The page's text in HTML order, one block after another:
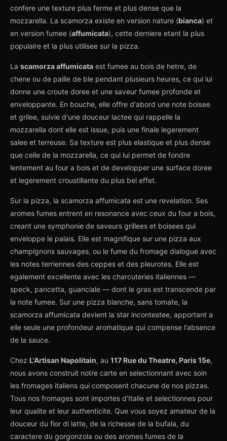
confere une texture plus ferme et plus dense que la
mozzarella. La scamorza existe en version nature (bianca) et
en version fumee (affumicata), cette derniere etant la plus
populaire et la plus utilisee sur la pizza.
La scamorza affumicata est fumee au bois de hetre, de
chene ou de paille de ble pendant plusieurs heures, ce qui lui
donne une croute doree et une saveur fumee profonde et
enveloppante. En bouche, elle offre d'abord une note boisee
et grilee, suivie d'une douceur lactee qui rappelle la
mozzarella dont elle est issue, puis une finale legerement
salee et terreuse. Sa texture est plus elastique et plus dense
que celle de la mozzarella, ce qui lui permet de fondre
lentement au four a bois et de developper une surface doree
et legerement croustillante du plus bel effet.
Sur la pizza, la scamorza affumicata est une revelation. Ses
aromes fumes entrent en resonance avec ceux du four a bois,
creant une symphonie de saveurs grillees et boisees qui
enveloppe le palais. Elle est magnifique sur une pizza aux
champignons sauvages, ou le fume du fromage dialogue avec
les notes terriennes des ceppes et des pleurotes. Elle est
egalement excellente avec les charcuteries italiennes —
speck, pancetta, guanciale — dont le gras est transcende par
la note fumee. Sur une pizza blanche, sans tomate, la
scamorza affumicata devient la star incontestee, apportant a
elle seule une profondeur aromatique qui compense l'absence
de la sauce.
Chez L'Artisan Napolitain, au 117 Rue du Theatre, Paris 15e,
nous avons construit notre carte en selectionnant avec soin
les fromages italiens qui composent chacune de nos pizzas.
Tous nos fromages sont importes d'Italie et selectionnes pour
leur qualite et leur authenticite. Que vous soyez amateur de la
douceur du fior di latte, de la richesse de la bufala, du
caractere du gorgonzola ou des aromes fumes de la